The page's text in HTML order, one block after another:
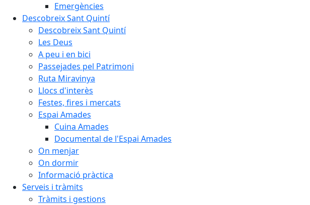
Emergències
Descobreix Sant Quintí
Descobreix Sant Quintí
Les Deus
A peu i en bici
Passejades pel Patrimoni
Ruta Miravinya
Llocs d'interès
Festes, fires i mercats
Espai Amades
Cuina Amades
Documental de l'Espai Amades
On menjar
On dormir
Informació pràctica
Serveis i tràmits
Tràmits i gestions